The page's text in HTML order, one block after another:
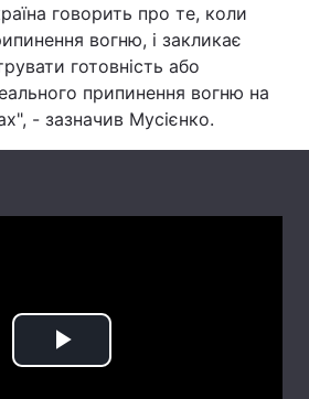
Статті
говорить про те, коли
вогню, і закликає
готовність або
припинення вогню на
- зазначив Мусієнко.
Play